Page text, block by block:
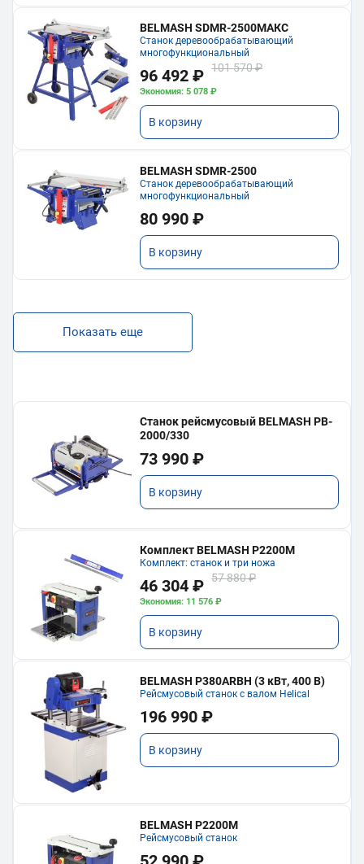
BELMASH SDMR-2500МАКС
Станок деревообрабатывающий
многофункциональный
96 492 ₽ 101 570 ₽
Экономия: 5 078 ₽
В корзину
BELMASH SDMR-2500
Станок деревообрабатывающий
многофункциональный
80 990 ₽
В корзину
Показать еще
Станок рейсмусовый BELMASH PB-
2000/330
73 990 ₽
В корзину
Комплект BELMASH P2200M
Комплект: станок и три ножа
46 304 ₽ 57 880 ₽
Экономия: 11 576 ₽
В корзину
BELMASH P380ARBH (3 кВт, 400 В)
Рейсмусовый станок с валом Helical
196 990 ₽
В корзину
BELMASH P2200M
Рейсмусовый станок